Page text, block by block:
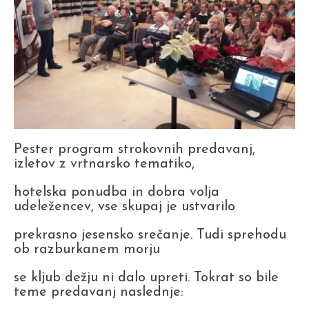
Pester program strokovnih predavanj,
izletov z vrtnarsko tematiko,
hotelska ponudba in dobra volja
udeležencev, vse skupaj je ustvarilo
prekrasno jesensko srečanje. Tudi sprehodu
ob razburkanem morju
se kljub dežju ni dalo upreti. Tokrat so bile
teme predavanj naslednje: